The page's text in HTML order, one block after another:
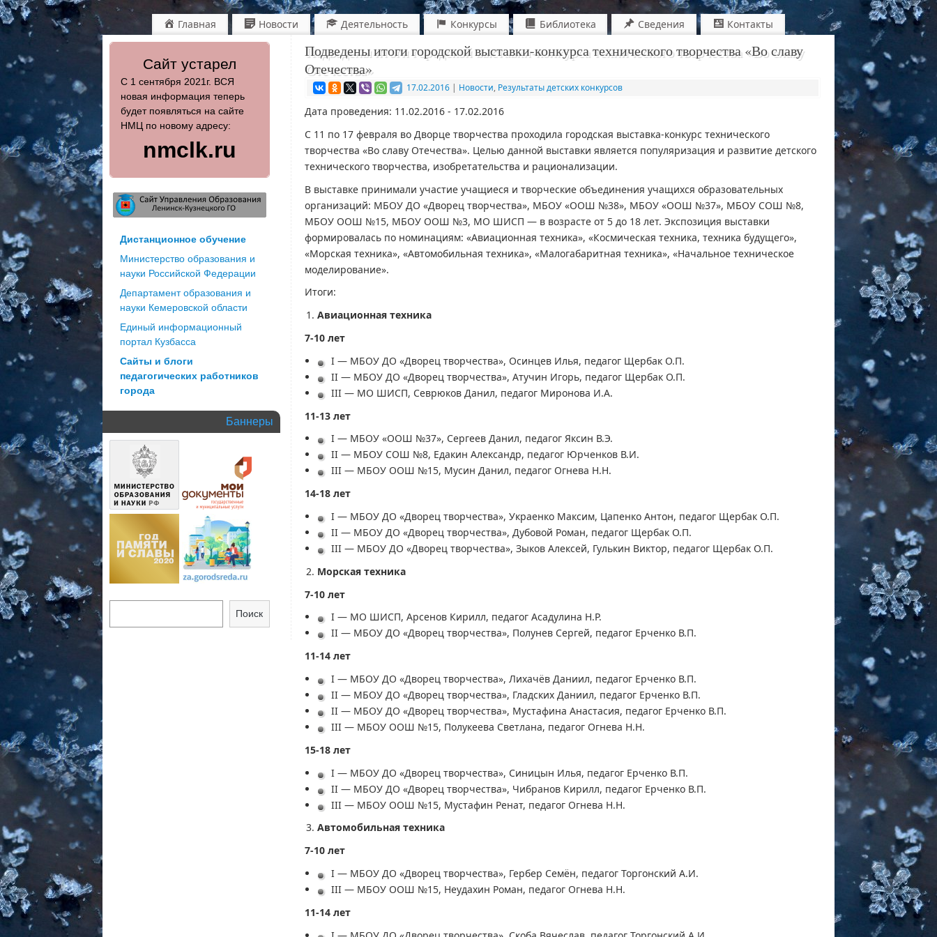
Главная Новости Деятельность Конкурсы Библиотека Сведения Контакты
Подведены итоги городской выставки-конкурса технического творчества «Во славу
Отечества»
17.02.2016 | Новости, Результаты детских конкурсов
Дата проведения: 11.02.2016 - 17.02.2016
С 11 по 17 февраля во Дворце творчества проходила городская выставка-конкурс технического
творчества «Во славу Отечества». Целью данной выставки является популяризация и развитие детского
технического творчества, изобретательства и рационализации.
В выставке принимали участие учащиеся и творческие объединения учащихся образовательных
организаций: МБОУ ДО «Дворец творчества», МБОУ «ООШ №38», МБОУ «ООШ №37», МБОУ СОШ №8,
МБОУ ООШ №15, МБОУ ООШ №3, МО ШИСП — в возрасте от 5 до 18 лет. Экспозиция выставки
формировалась по номинациям: «Авиационная техника», «Космическая техника, техника будущего»,
«Морская техника», «Автомобильная техника», «Малогабаритная техника», «Начальное техническое
моделирование».
Итоги:
Авиационная техника
7-10 лет
I — МБОУ ДО «Дворец творчества», Осинцев Илья, педагог Щербак О.П.
II — МБОУ ДО «Дворец творчества», Атучин Игорь, педагог Щербак О.П.
III — МО ШИСП, Севрюков Данил, педагог Миронова И.А.
11-13 лет
I — МБОУ «ООШ №37», Сергеев Данил, педагог Яксин В.Э.
II — МБОУ СОШ №8, Едакин Александр, педагог Юрченков В.И.
III — МБОУ ООШ №15, Мусин Данил, педагог Огнева Н.Н.
14-18 лет
I — МБОУ ДО «Дворец творчества», Украенко Максим, Цапенко Антон, педагог Щербак О.П.
II — МБОУ ДО «Дворец творчества», Дубовой Роман, педагог Щербак О.П.
III — МБОУ ДО «Дворец творчества», Зыков Алексей, Гулькин Виктор, педагог Щербак О.П.
Морская техника
7-10 лет
I — МО ШИСП, Арсенов Кирилл, педагог Асадулина Н.Р.
II — МБОУ ДО «Дворец творчества», Полунев Сергей, педагог Ерченко В.П.
11-14 лет
I — МБОУ ДО «Дворец творчества», Лихачёв Даниил, педагог Ерченко В.П.
II — МБОУ ДО «Дворец творчества», Гладских Даниил, педагог Ерченко В.П.
II — МБОУ ДО «Дворец творчества», Мустафина Анастасия, педагог Ерченко В.П.
III — МБОУ ООШ №15, Полукеева Светлана, педагог Огнева Н.Н.
15-18 лет
I — МБОУ ДО «Дворец творчества», Синицын Илья, педагог Ерченко В.П.
II — МБОУ ДО «Дворец творчества», Чибранов Кирилл, педагог Ерченко В.П.
III — МБОУ ООШ №15, Мустафин Ренат, педагог Огнева Н.Н.
Автомобильная техника
7-10 лет
I — МБОУ ДО «Дворец творчества», Гербер Семён, педагог Торгонский А.И.
III — МБОУ ООШ №15, Неудахин Роман, педагог Огнева Н.Н.
11-14 лет
Сайт устарел
С 1 сентября 2021г. ВСЯ
новая информация теперь
будет появляться на сайте
НМЦ по новому адресу:
nmclk.ru
Дистанционное обучение
Министерство образования и
науки Российской Федерации
Департамент образования и
науки Кемеровской области
Единый информационный
портал Кузбасса
Сайты и блоги
педагогических работников
города
Баннеры
Поиск